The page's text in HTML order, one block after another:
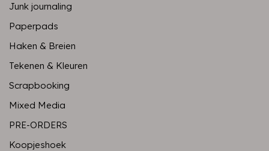
Junk journaling
Paperpads
Haken & Breien
Tekenen & Kleuren
Scrapbooking
Mixed Media
PRE-ORDERS
Koopjeshoek